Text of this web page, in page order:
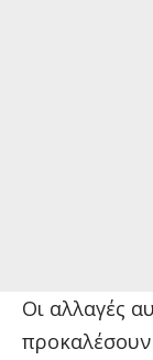
Οι αλλαγές